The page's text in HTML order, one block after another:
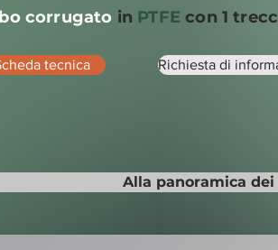
corrugato in PTFE con 1
tecnica Richiesta di
Alla panoramica